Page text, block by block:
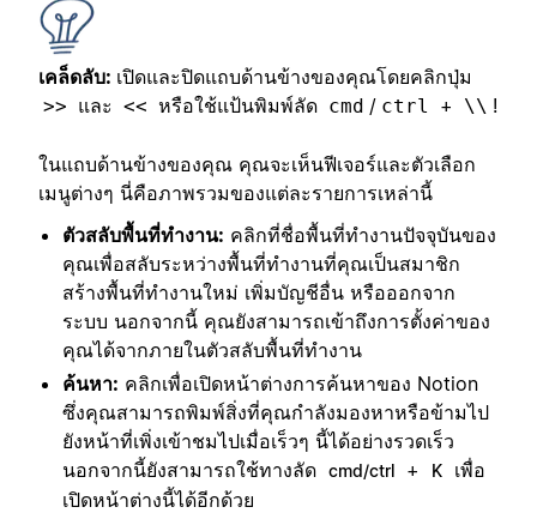
เคล็ดลับ: เปิดและปิดแถบด้านข้างของคุณโดยคลิกปุ่ม
>> และ << หรือใช้แป้นพิมพ์ลัด cmd / ctrl + \\ !
ในแถบด้านข้างของคุณ คุณจะเห็นฟีเจอร์และตัวเลือก
เมนูต่างๆ นี่คือภาพรวมของแต่ละรายการเหล่านี้
ตัวสลับพื้นที่ทำงาน: คลิกที่ชื่อพื้นที่ทำงานปัจจุบันของ
คุณเพื่อสลับระหว่างพื้นที่ทำงานที่คุณเป็นสมาชิก
สร้างพื้นที่ทำงานใหม่ เพิ่มบัญชีอื่น หรือออกจาก
ระบบ นอกจากนี้ คุณยังสามารถเข้าถึงการตั้งค่าของ
คุณได้จากภายในตัวสลับพื้นที่ทำงาน
ค้นหา: คลิกเพื่อเปิดหน้าต่างการค้นหาของ Notion
ซึ่งคุณสามารถพิมพ์สิ่งที่คุณกำลังมองหาหรือข้ามไป
ยังหน้าที่เพิ่งเข้าชมไปเมื่อเร็วๆ นี้ได้อย่างรวดเร็ว
นอกจากนี้ยังสามารถใช้ทางลัด cmd/ctrl + K
เพื่อ
เปิดหน้าต่างนี้ได้อีกด้วย